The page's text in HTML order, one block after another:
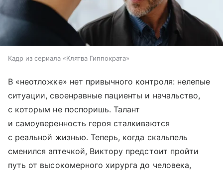
Кадр из сериала «Клятва Гиппократа»
В «неотложке» нет привычного контроля: нелепые
ситуации, своенравные пациенты и начальство,
с которым не поспоришь. Талант
и самоуверенность героя сталкиваются
с реальной жизнью. Теперь, когда скальпель
сменился аптечкой, Виктору предстоит пройти
путь от высокомерного хирурга до человека,